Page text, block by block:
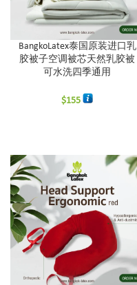
BangkoLatex泰国原装进口乳
胶被子空调被芯天然乳胶被
可水洗四季通用
$155